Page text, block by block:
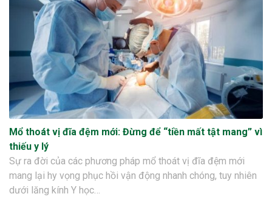
Mổ thoát vị đĩa đệm mới: Đừng để “tiền mất tật mang” vì
thiếu y lý
Sự ra đời của các phương pháp mổ thoát vị đĩa đệm mới
mang lại hy vọng phục hồi vận động nhanh chóng, tuy nhiên
dưới lăng kính Y học…